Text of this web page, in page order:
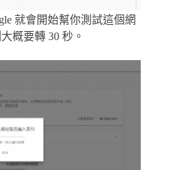
就會開始幫你測試這個網
概要轉 30 秒。